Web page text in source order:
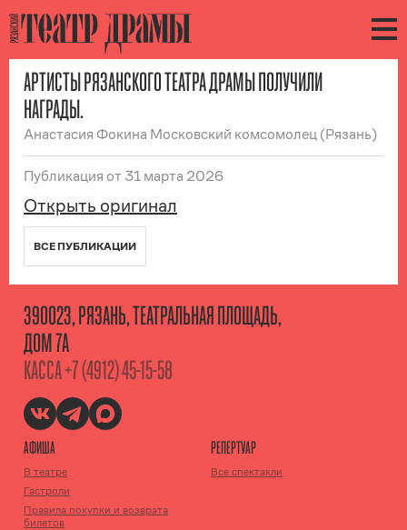
АРТИСТЫ РЯЗАНСКОГО ТЕАТРА ДРАМЫ ПОЛУЧИЛИ
НАГРАДЫ.
Анастасия Фокина Московский комсомолец (Рязань)
Публикация от 31 марта 2026
Открыть оригинал
ВСЕ ПУБЛИКАЦИИ
390023, РЯЗАНЬ, ТЕАТРАЛЬНАЯ ПЛОЩАДЬ,
ДОМ 7А
КАССА+7 (4912) 45-15-58
АФИША
В театре
Гастроли
Правила покупки и возврата
билетов
РЕПЕРТУАР
Все спектакли